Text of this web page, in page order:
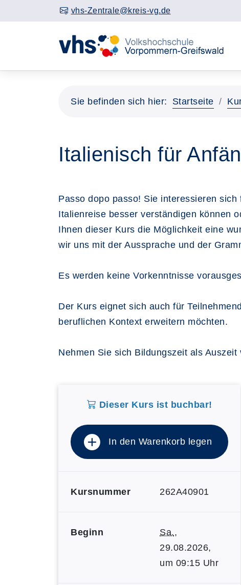
vhs-Zentrale@kreis-vg.de
Sie befinden sich hier: Startseite
Italienisch für
Passo dopo passo! Sie interessieren
Italienreise besser verständigen können
Ihnen dieser Kurs die Möglichkeit eine
wir uns mit der Aussprache und der
Es werden keine Vorkenntnisse
Der Kurs eignet sich auch für
beruflichen Kontext erweitern möchten.
Nehmen Sie sich Bildungszeit als Auszeit
Dieser Kurs ist buchbar!
In den Warenkorb legen
Kursnummer 262A40901
Beginn Sa.,
29.08.2026,
um 09:15 Uhr